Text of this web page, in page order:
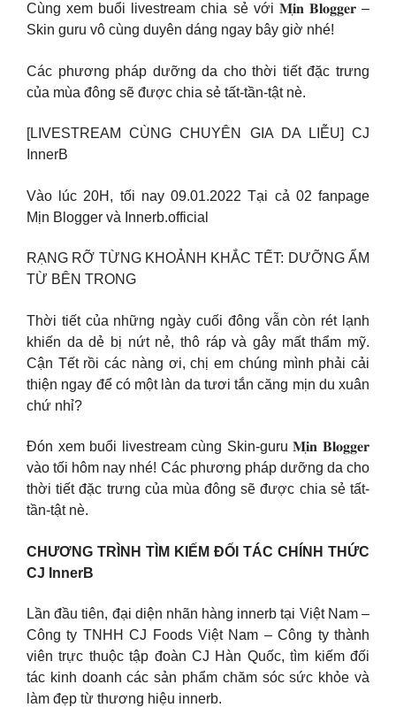
Cùng xem buổi livestream chia sẻ với 𝐌𝐢̣𝐧 𝐁𝐥𝐨𝐠𝐠𝐞𝐫 –
Skin guru vô cùng duyên dáng ngay bây giờ nhé!
Các phương pháp dưỡng da cho thời tiết đặc trưng
của mùa đông sẽ được chia sẻ tất-tần-tật nè.
[LIVESTREAM CÙNG CHUYÊN GIA DA LIỄU] CJ
InnerB
Vào lúc 20H, tối nay 09.01.2022 Tại cả 02 fanpage
Mịn Blogger và Innerb.official
RẠNG RỠ TỪNG KHOẢNH KHẮC TẾT: DƯỠNG ẨM
TỪ BÊN TRONG
Thời tiết của những ngày cuối đông vẫn còn rét lạnh
khiến da dẻ bị nứt nẻ, thô ráp và gây mất thẩm mỹ.
Cận Tết rồi các nàng ơi, chị em chúng mình phải cải
thiện ngay để có một làn da tươi tắn căng mịn du xuân
chứ nhỉ?
Đón xem buổi livestream cùng Skin-guru 𝐌𝐢̣𝐧 𝐁𝐥𝐨𝐠𝐠𝐞𝐫
vào tối hôm nay nhé! Các phương pháp dưỡng da cho
thời tiết đặc trưng của mùa đông sẽ được chia sẻ tất-
tần-tật nè.
CHƯƠNG TRÌNH TÌM KIẾM ĐỐI TÁC CHÍNH THỨC
CJ InnerB
Lần đầu tiên, đại diện nhãn hàng innerb tại Việt Nam –
Công ty TNHH CJ Foods Việt Nam – Công ty thành
viên trực thuộc tập đoàn CJ Hàn Quốc, tìm kiếm đối
tác kinh doanh các sản phẩm chăm sóc sức khỏe và
làm đẹp từ thương hiệu innerb.